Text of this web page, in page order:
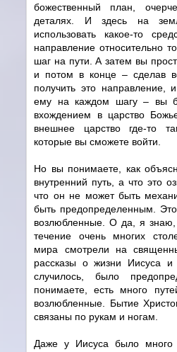
божественный план,
деталях. И здесь на
использовать какое-то
направление относительно
шаг на пути. А затем вы
и потом в конце – сделав
получить это направление,
ему на каждом шагу – вы
вхождением в царство
внешнее царство где-то
которые вы сможете войти.
Но вы понимаете, как
внутренний путь, а что это
что он не может быть
быть предопределенным.
возлюбленные. О да, я
течение очень многих
мира смотрели на
рассказы о жизни Иисуса
случилось, было
понимаете, есть много
возлюбленные. Бытие
связаны по рукам и ногам.
Даже у Иисуса было много